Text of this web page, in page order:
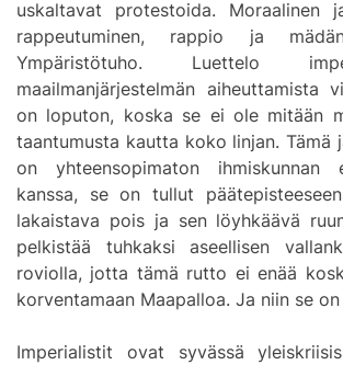
uskaltavat protestoida. Moraalinen
rappeutuminen, rappio ja
Ympäristötuho. Luettelo
maailmanjärjestelmän aiheuttamista
on loputon, koska se ei ole mitään
taantumusta kautta koko linjan. Tämä
on yhteensopimaton ihmiskunnan
kanssa, se on tullut
lakaistava pois ja sen löyhkäävä
pelkistää tuhkaksi aseellisen
roviolla, jotta tämä rutto ei enää
korventamaan Maapalloa. Ja niin se
Imperialistit ovat syvässä